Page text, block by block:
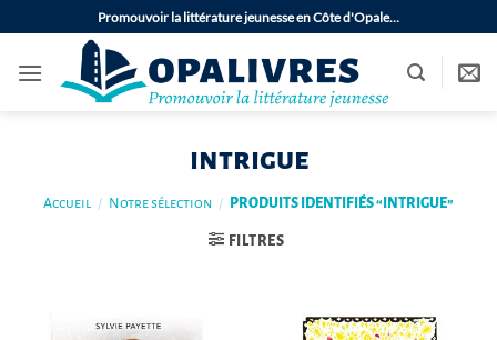
au
contenu
Promouvoir la littérature jeunesse en Côte d'Opale…
intrigue
Accueil / Notre sélection / PRODUITS IDENTIFIÉS “INTRIGUE”
FILTRES